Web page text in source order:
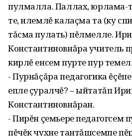
пулмалла. Паллах, юрлама-
те, илемлĕ калаçма та (ку
тăсма пулать) пĕлмелле.
Константиновнăра учитель
кирлĕ енсем пурте пур
- Пурнăçăра педагогика
епле çуралчĕ? – ыйтатăп
Константиновнăран.
- Пирĕн çемьере педагогсем
пĕчĕк чухне тантăшсемпе